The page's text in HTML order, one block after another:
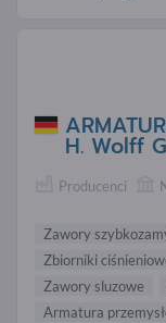
H. Wolff
Producenci
Zawory
Zbiorniki
Zawory sluzowe
Armatura